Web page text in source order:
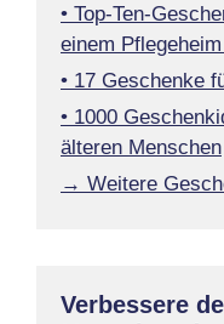
• Top-Ten-
einem
• 17 Geschenke
• 1000
älteren Menschen
→ Weitere
Verbessere